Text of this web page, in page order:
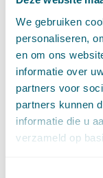
We gebruiken
personaliseren,
en om ons
informatie over
partners voor
partners kunnen
informatie die u
verzameld op
Cassatie ·
Cassatievlog
sociale huurwoning
6 februari 2025